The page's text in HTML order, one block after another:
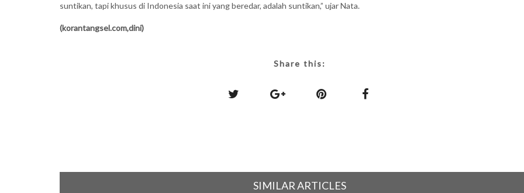
suntikan, tapi khusus di Indonesia saat ini yang beredar, adalah suntikan,” ujar Nata.
(korantangsel.com,dini)
Share this:
SIMILAR ARTICLES